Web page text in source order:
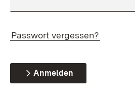
Passwort vergessen?
Anmelden